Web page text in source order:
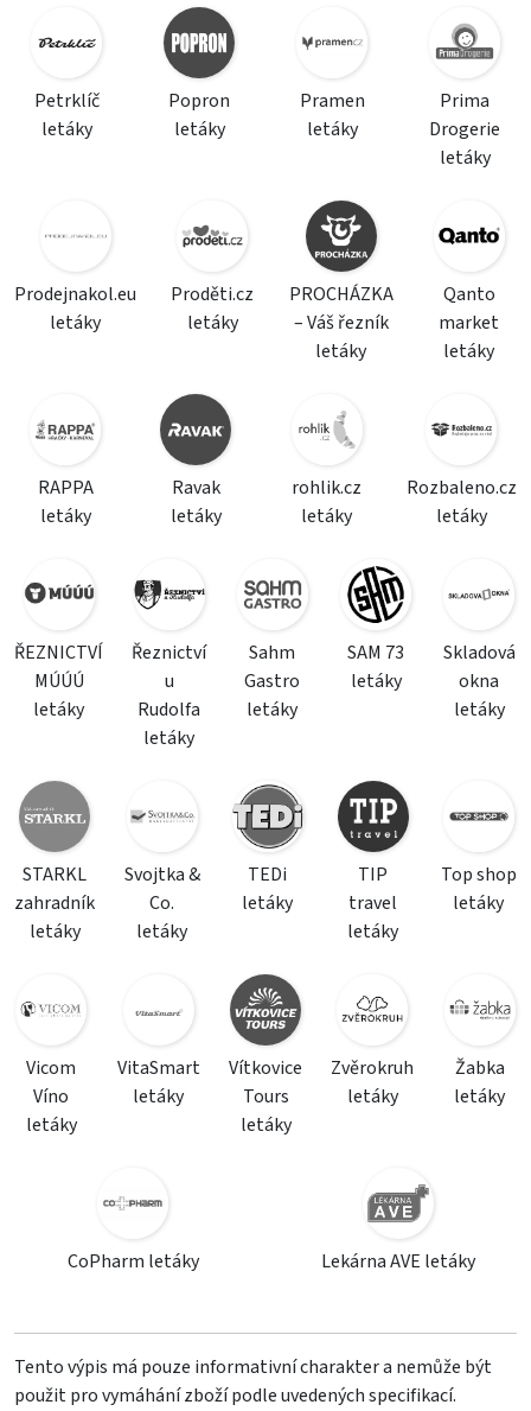
Petrklíč
letáky
Popron
letáky
Pramen
letáky
Prima
Drogerie
letáky
Prodejnakol.eu
letáky
Proděti.cz
letáky
PROCHÁZKA
– Váš řezník
letáky
Qanto
market
letáky
RAPPA
letáky
Ravak
letáky
rohlik.cz
letáky
Rozbaleno.cz
letáky
ŘEZNICTVÍ
MÚÚÚ
letáky
Řeznictví
u
Rudolfa
letáky
Sahm
Gastro
letáky
SAM 73
letáky
Skladová
okna
letáky
STARKL
zahradník
letáky
Svojtka &
Co.
letáky
TEDi
letáky
TIP
travel
letáky
Top shop
letáky
Vicom
Víno
letáky
VitaSmart
letáky
Vítkovice
Tours
letáky
Zvěrokruh
letáky
Žabka
letáky
CoPharm letáky Lekárna AVE letáky
Tento výpis má pouze informativní charakter a nemůže být
použit pro vymáhání zboží podle uvedených specifikací.